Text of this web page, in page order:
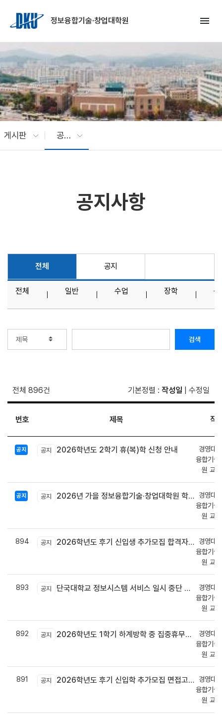
정보융합기술·창업대학원
menu
게시판 공지사항
공지사항
전체 공지
전체 일반 수업 장학
검색
전체 896건 기본정렬 : 작성일 수정일
번호 제목 작
공지 공지 2026학년도 2학기 휴(복)학 신청 안내
경영대
융합기술
원 교
공지 공지 2026년 가을 정보융합기술·창업대학원 학위수여식 안내
경영대
융합기술
원 교
894 공지 2026학년도 후기 신입생 추가모집 합격자 발표
경영대
융합기술
원 교
893 공지 단국대학교 정보시스템 서비스 일시 중단 안내(07. 25(토))
경영대
융합기술
원 교
892 공지 2026학년도 1학기 하계방학 중 집중휴무제 시행 안내
경영대
융합기술
원 교
891 공지 2026학년도 후기 신입학 추가모집 면접고사 안내
경영대
융합기술
원 교